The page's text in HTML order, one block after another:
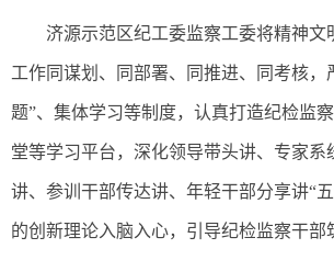
济源示范区纪工委监察工委将精神文
工作同谋划、同部署、同推进、同考核，
题”、集体学习等制度，认真打造纪检监
堂等学习平台，深化领导带头讲、专家系
讲、参训干部传达讲、年轻干部分享讲“
的创新理论入脑入心，引导纪检监察干部